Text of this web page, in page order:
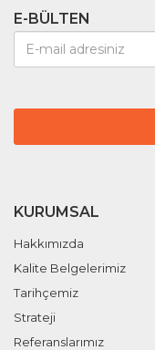
E-BÜLTEN
KURUMSAL
Hakkımızda
Kalite Belgelerimiz
Tarihçemiz
Strateji
Referanslarımız